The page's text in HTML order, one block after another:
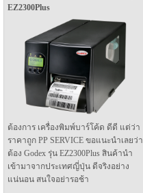
EZ2300Plus
ต้องการ เครื่องพิมพ์บาร์โค้ด ดีดี แต่ว่า
ราคาถูก PP SERVICE ขอแนะนำเลยว่า
ต้อง Godex รุ่น EZ2300Plus สินค้านำ
เข้ามาจากประเทศญี่ปุ่น ดีจริงอย่าง
แน่นอน สนใจอย่ารอช้า